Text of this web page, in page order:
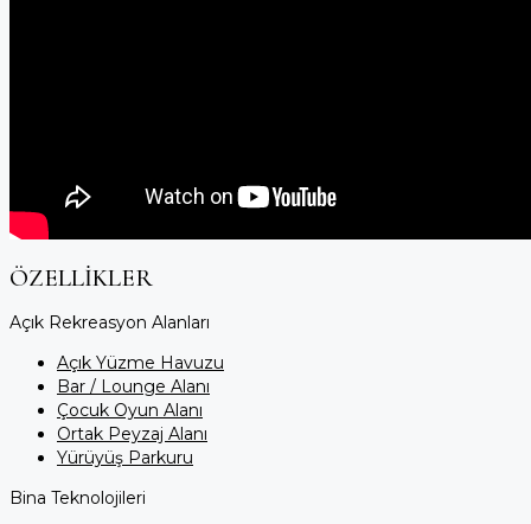
ÖZELLIKLER
Açık Rekreasyon Alanları
Açık Yüzme Havuzu
Bar / Lounge Alanı
Çocuk Oyun Alanı
Ortak Peyzaj Alanı
Yürüyüş Parkuru
Bina Teknolojileri